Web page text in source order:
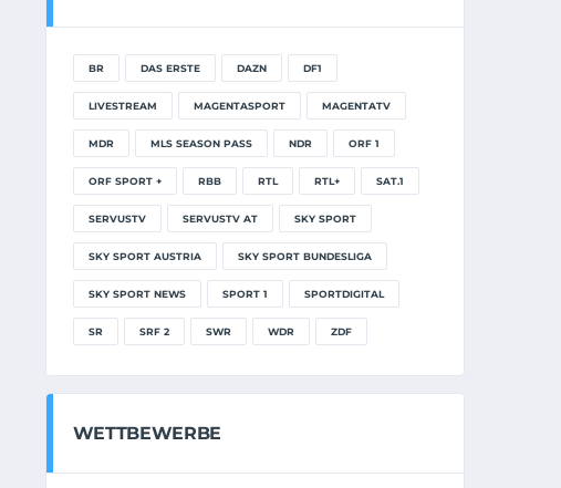
BR DAS ERSTE DAZN DF1
LIVESTREAM MAGENTASPORT MAGENTATV
MDR MLS SEASON PASS NDR ORF 1
ORF SPORT + RBB RTL RTL+ SAT.1
SERVUSTV SERVUSTV AT SKY SPORT
SKY SPORT AUSTRIA SKY SPORT BUNDESLIGA
SKY SPORT NEWS SPORT 1 SPORTDIGITAL
SR SRF 2 SWR WDR ZDF
WETTBEWERBE